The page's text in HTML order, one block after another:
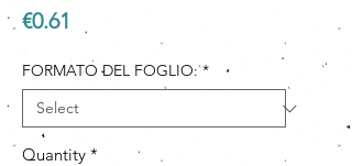
€0.61
FORMATO DEL FOGLIO: *
Quantity *